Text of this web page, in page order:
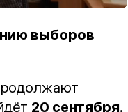
выборов
20 сентября.